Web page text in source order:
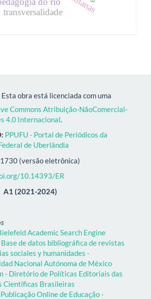
transversalidade
Esta obra está licenciada com uma
Commons Atribuição-NãoComercial-
4.0 Internacional.
PPUFU - Portal de Periódicos da
de Uberlândia
(versão eletrônica)
10.14393/ER
A1 (2021-2024)
Academic Search Engine
Base de datos bibliográfica de revistas
sociales y humanidades -
Nacional Autónoma de México
- Diretório de Políticas Editoriais das
Científicas Brasileiras
Publicação Online de Educação -